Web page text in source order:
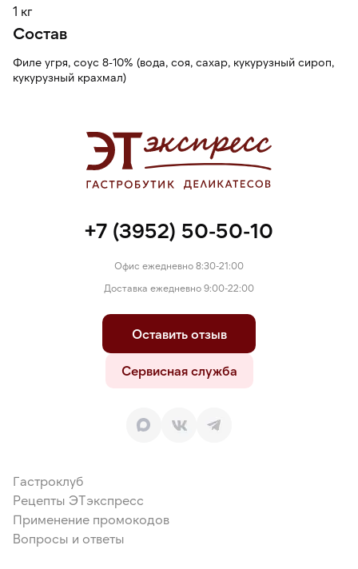
1 кг
Состав
Филе угря, соус 8-10% (вода, соя, сахар, кукурузный сироп,
кукурузный крахмал)
+7 (3952) 50-50-10
Офис ежедневно 8:30-21:00
Доставка ежедневно 9:00-22:00
Оставить отзыв
Сервисная служба
Гастроклуб
Рецепты ЭТэкспресс
Применение промокодов
Вопросы и ответы